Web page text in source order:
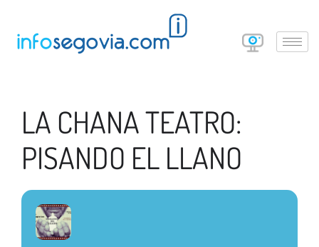
LA CHANA TEATRO:
PISANDO EL LLANO